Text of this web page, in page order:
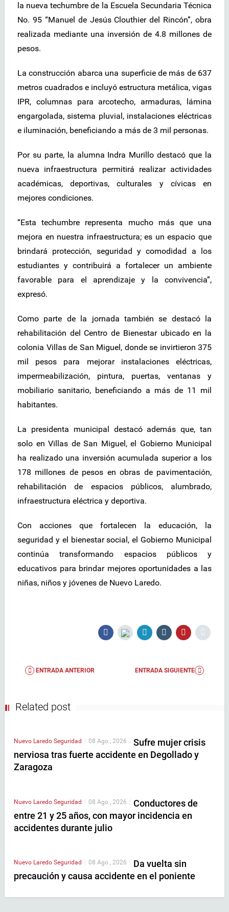
la nueva techumbre de la Escuela Secundaria Técnica
No. 95 “Manuel de Jesús Clouthier del Rincón”, obra
realizada mediante una inversión de 4.8 millones de
pesos.
La construcción abarca una superficie de más de 637
metros cuadrados e incluyó estructura metálica, vigas
IPR, columnas para arcotecho, armaduras, lámina
engargolada, sistema pluvial, instalaciones eléctricas
e iluminación, beneficiando a más de 3 mil personas.
Por su parte, la alumna Indra Murillo destacó que la
nueva infraestructura permitirá realizar actividades
académicas, deportivas, culturales y cívicas en
mejores condiciones.
“Esta techumbre representa mucho más que una
mejora en nuestra infraestructura; es un espacio que
brindará protección, seguridad y comodidad a los
estudiantes y contribuirá a fortalecer un ambiente
favorable para el aprendizaje y la convivencia”,
expresó.
Como parte de la jornada también se destacó la
rehabilitación del Centro de Bienestar ubicado en la
colonia Villas de San Miguel, donde se invirtieron 375
mil pesos para mejorar instalaciones eléctricas,
impermeabilización, pintura, puertas, ventanas y
mobiliario sanitario, beneficiando a más de 11 mil
habitantes.
La presidenta municipal destacó además que, tan
solo en Villas de San Miguel, el Gobierno Municipal
ha realizado una inversión acumulada superior a los
178 millones de pesos en obras de pavimentación,
rehabilitación de espacios públicos, alumbrado,
infraestructura eléctrica y deportiva.
Con acciones que fortalecen la educación, la
seguridad y el bienestar social, el Gobierno Municipal
continúa transformando espacios públicos y
educativos para brindar mejores oportunidades a las
niñas, niños y jóvenes de Nuevo Laredo.
ENTRADA ANTERIOR ENTRADA SIGUIENTE
Related post
Nuevo Laredo Seguridad 08 Ago , 2026
Sufre mujer crisis
nerviosa tras fuerte accidente en Degollado y
Zaragoza
Nuevo Laredo Seguridad | 08 Ago , 2026 | Conductores de
entre 21 y 25 años, con mayor incidencia en
accidentes durante julio
Nuevo Laredo Seguridad 08 Ago , 2026
Da vuelta sin
precaución y causa accidente en el poniente